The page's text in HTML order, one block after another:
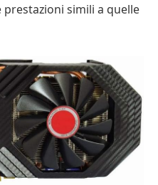
simili a quelle